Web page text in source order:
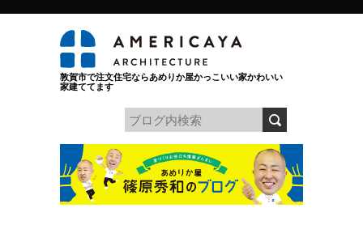
敦賀市で注文住宅ならあめりか屋かっこいい家かわいい
家建ててます